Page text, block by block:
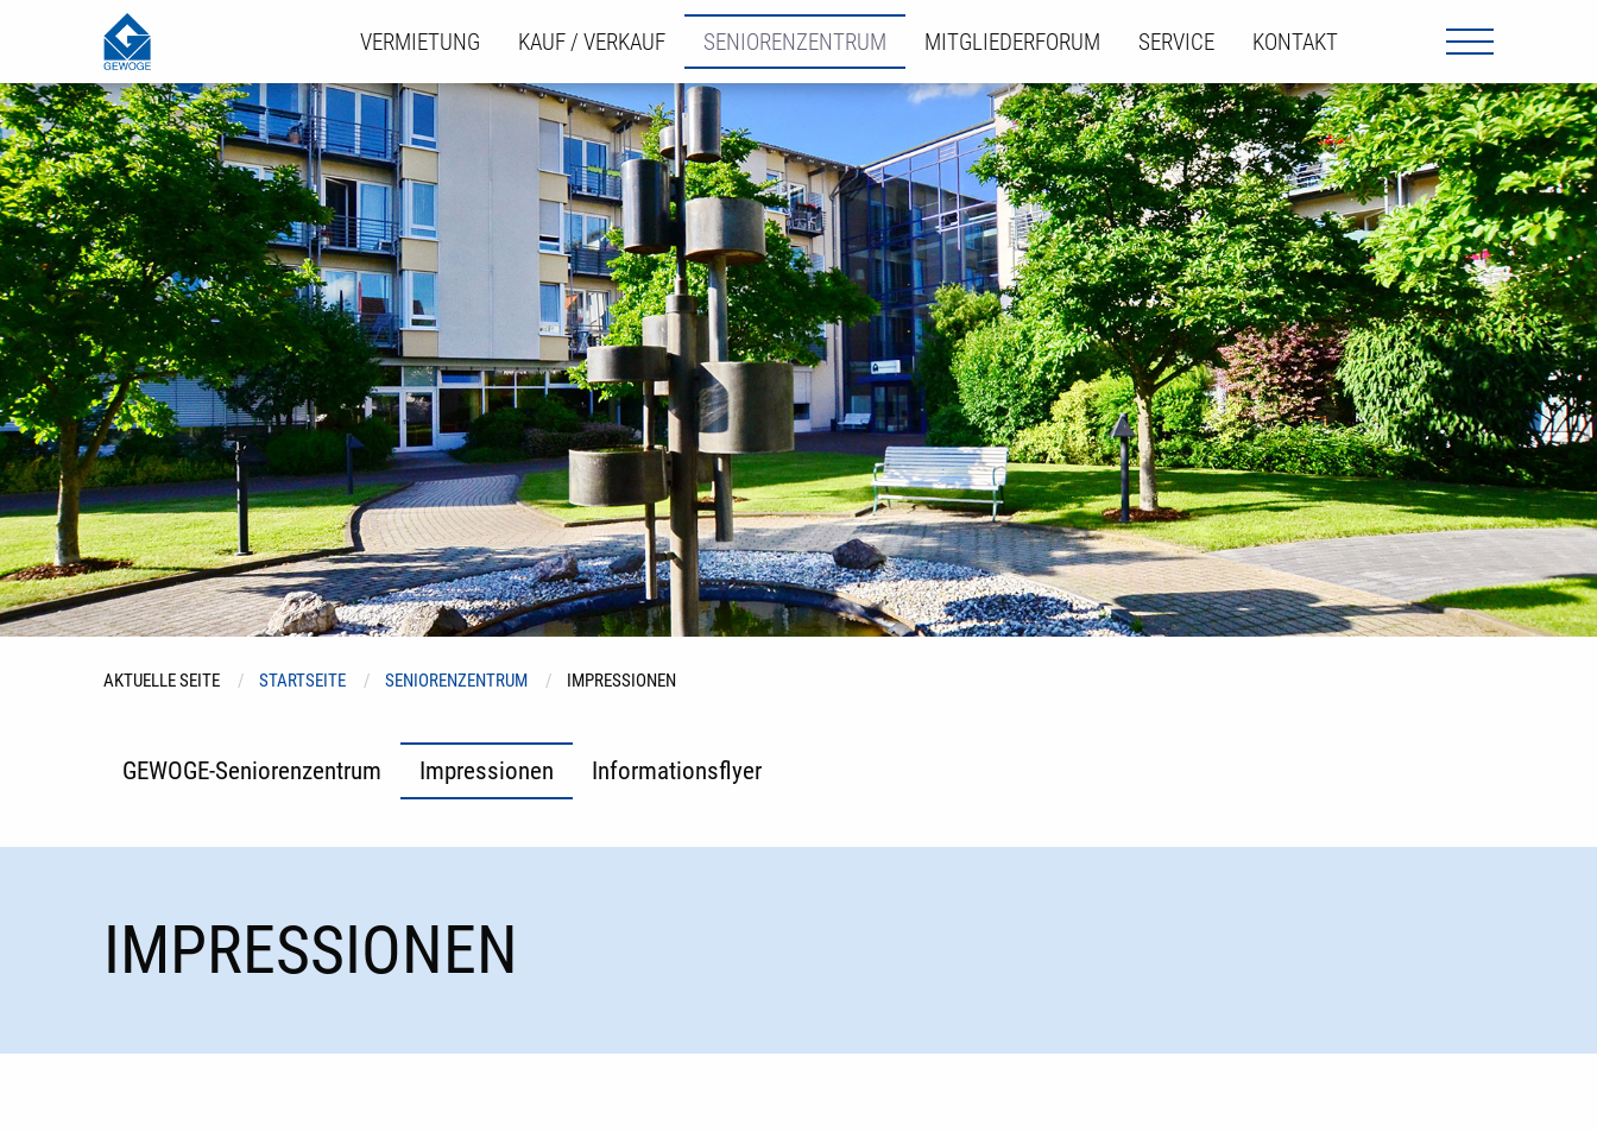
VERMIETUNG KAUF / VERKAUF SENIORENZENTRUM MITGLIEDERFORUM SERVICE KONTAKT
AKTUELLE SEITE STARTSEITE SENIORENZENTRUM IMPRESSIONEN
GEWOGE-Seniorenzentrum Impressionen Informationsflyer
IMPRESSIONEN